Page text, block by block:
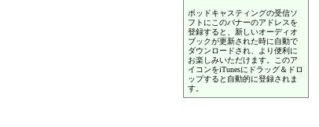
ポッドキャスティングの受信ソ
フトにこのバナーのアドレスを
登録すると、新しいオーディオ
ブックが更新された時に自動で
ダウンロードされ、より便利に
お楽しみいただけます。このア
イコンをiTunesにドラッグ＆ドロ
ップすると自動的に登録されま
す。